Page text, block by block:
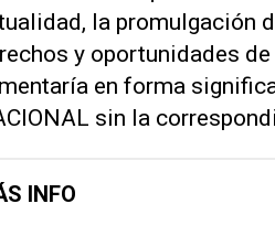
la promulgación
y oportunidades
en forma
sin la
INFO